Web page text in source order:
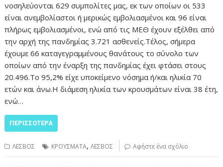
νοσηλεύονται 629 συμπολίτες μας, εκ των οποίων οι 533
είναι ανεμβολίαστοι ή μερικώς εμβολιασμένοι και 96 είναι
πλήρως εμβολιασμένοι, ενώ από τις ΜΕΘ έχουν εξέλθει από
την αρχή της πανδημίας 3.721 ασθενείς.Τέλος, σήμερα
έχουμε 66 καταγεγραμμένους θανάτους το σύνολο των
οποίων από την έναρξη της πανδημίας έχει φτάσει στους
20.496.Το 95,2% είχε υποκείμενο νόσημα ή/και ηλικία 70
ετών και άνω.Η διάμεση ηλικία των κρουσμάτων είναι 38 έτη,
ενώ…
ΠΕΡΙΣΣΌΤΕΡΑ
ΛΕΣΒΟΣ ΚΡΟΥΣΜΑΤΑ,ΛΕΣΒΟΣ Αφήστε ένα σχόλιο